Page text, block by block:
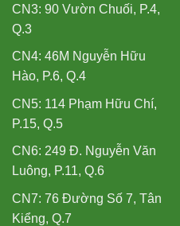
CN3: 90 Vườn Chuối, P.4,
Q.3
CN4: 46M Nguyễn Hữu
Hào, P.6, Q.4
CN5: 114 Phạm Hữu Chí,
P.15, Q.5
CN6: 249 Đ. Nguyễn Văn
Luông, P.11, Q.6
CN7: 76 Đường Số 7, Tân
Kiểng, Q.7